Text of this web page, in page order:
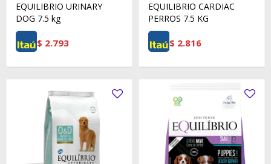
EQUILIBRIO URINARY
DOG 7.5 kg
$ 2.793
EQUILIBRIO CARDIAC
PERROS 7.5 KG
$ 2.816